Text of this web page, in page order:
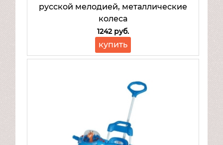
русской мелодией, металлические
колеса
1242 руб.
купить